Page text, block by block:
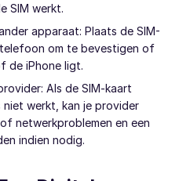
SIM werkt.
apparaat: Plaats de SIM-
om te bevestigen of
de iPhone ligt.
Als de SIM-kaart
werkt, kan je provider
netwerkproblemen en een
indien nodig.